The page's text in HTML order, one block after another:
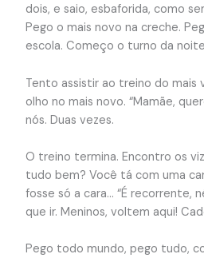
dois, e saio, esbaforida, como
Pego o mais novo na creche.
escola. Começo o turno da
Tento assistir ao treino do mais
olho no mais novo. “Mamãe,
nós. Duas vezes.
O treino termina. Encontro os
tudo bem? Você tá com uma
fosse só a cara… “É recorrente,
que ir. Meninos, voltem aqui!
Pego todo mundo, pego tudo,